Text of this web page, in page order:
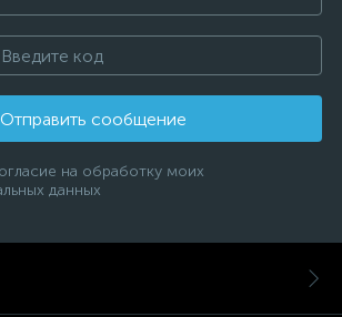
Отправить сообщение
на обработку моих
данных